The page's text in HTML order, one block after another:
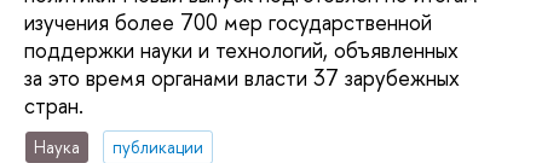
изучения более 700 мер государственной
поддержки науки и технологий, объявленных
за это время органами власти 37 зарубежных
стран.
Наука
публикации